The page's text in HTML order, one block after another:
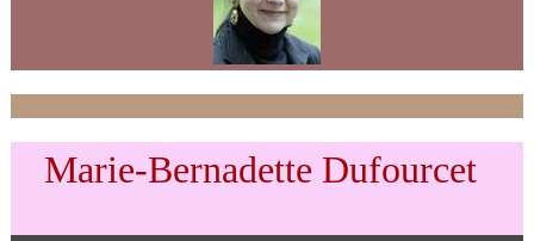
Marie-Bernadette Dufourcet